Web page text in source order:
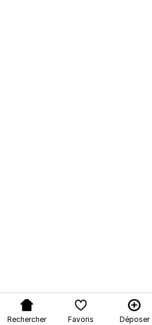
Rechercher Favoris Déposer